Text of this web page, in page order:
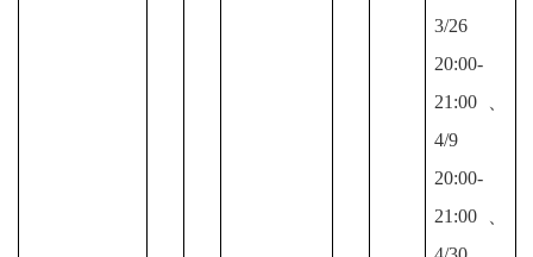
3/26
20:00-
21:00、
4/9
20:00-
21:00、